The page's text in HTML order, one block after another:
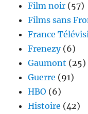
Film noir (57)
Films sans
France
Frenezy(6)
Gaumont (25)
Guerre (91)
HBO (6)
Histoire (42)